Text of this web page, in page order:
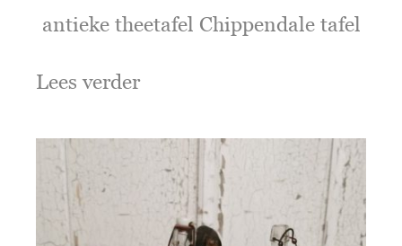
antieke theetafel Chippendale tafel
Lees verder